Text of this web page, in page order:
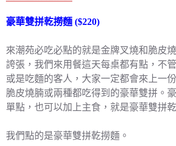
豪華雙拼乾撈麵 ($220)
來潮苑必吃必點的就是金牌叉燒和脆皮
誇張，我們來用餐這天每桌都有點，不
或是吃麵的客人，大家一定都會來上一
脆皮燒腩或兩種都吃得到的豪華雙拼。
單點，也可以加上主食，就是豪華雙拼
我們點的是豪華雙拼乾撈麵。